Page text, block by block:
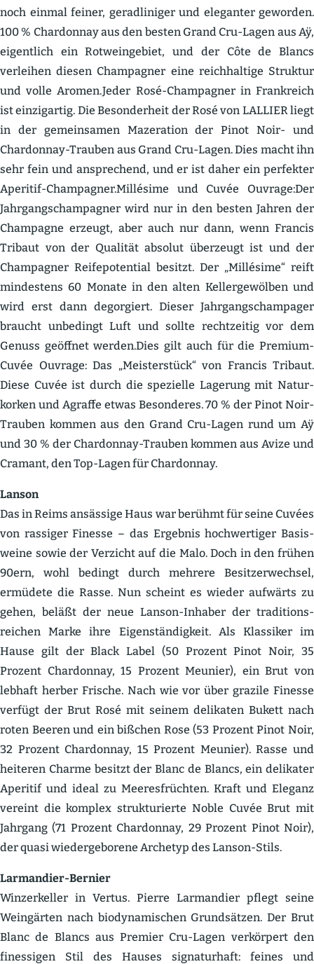
noch einmal feiner, gerad­li­niger und eleganter geworden.
100 % Chardonnay aus den besten Grand Cru-Lagen aus Aÿ,
eigentlich ein Rotwein­gebiet, und der Côte de Blancs
verleihen diesen Champagner eine reich­haltige Struktur
und volle Aromen.Jeder Rosé-Champagner in Frank­reich
ist einzig­artig. Die Beson­derheit der Rosé von LALLIER liegt
in der gemein­samen Mazer­ation der Pinot Noir- und
Chardonnay-Trauben aus Grand Cru-Lagen. Dies macht ihn
sehr fein und anspre­chend, und er ist daher ein perfekter
Aperitif-Champagner.Millésime und Cuvée Ouvrage:Der
Jahrgangs­cham­pagner wird nur in den besten Jahren der
Champagne erzeugt, aber auch nur dann, wenn Francis
Tribaut von der Qualität absolut überzeugt ist und der
Champagner Reife­po­tential besitzt. Der „Millésime“ reift
mindestens 60 Monate in den alten Keller­ge­wölben und
wird erst dann degor­giert. Dieser Jahrgangs­cham­pager
braucht unbedingt Luft und sollte recht­zeitig vor dem
Genuss geöffnet werden.Dies gilt auch für die Premium-
Cuvée Ouvrage: Das „Meister­stück“ von Francis Tribaut.
Diese Cuvée ist durch die spezielle Lagerung mit Natur­
korken und Agraffe etwas Beson­deres. 70 % der Pinot Noir-
Trauben kommen aus den Grand Cru-Lagen rund um Aÿ
und 30 % der Chardonnay-Trauben kommen aus Avize und
Cramant, den Top-Lagen für Chardonnay.
Lanson
Das in Reims ansässige Haus war berühmt für seine Cuvées
von rassiger Finesse – das Ergebnis hochwer­tiger Basis­
weine sowie der Verzicht auf die Malo. Doch in den frühen
90ern, wohl bedingt durch mehrere Besit­zer­wechsel,
ermüdete die Rasse. Nun scheint es wieder aufwärts zu
gehen, beläßt der neue Lanson-Inhaber der tradi­ti­ons­
reichen Marke ihre Eigen­stän­digkeit. Als Klassiker im
Hause gilt der Black Label (50 Prozent Pinot Noir, 35
Prozent Chardonnay, 15 Prozent Meunier), ein Brut von
lebhaft herber Frische. Nach wie vor über grazile Finesse
verfügt der Brut Rosé mit seinem delikaten Bukett nach
roten Beeren und ein bißchen Rose (53 Prozent Pinot Noir,
32 Prozent Chardonnay, 15 Prozent Meunier). Rasse und
heiteren Charme besitzt der Blanc de Blancs, ein delikater
Aperitif und ideal zu Meeres­früchten. Kraft und Eleganz
vereint die komplex struk­tu­rierte Noble Cuvée Brut mit
Jahrgang (71 Prozent Chardonnay, 29 Prozent Pinot Noir),
der quasi wieder­ge­borene Archetyp des Lanson-Stils.
Larmandier-Bernier
Winzer­keller in Vertus. Pierre Larmandier pflegt seine
Weingärten nach biody­na­mi­schen Grund­sätzen. Der Brut
Blanc de Blancs aus Premier Cru-Lagen verkörpert den
finessigen Stil des Hauses signa­turhaft: feines und